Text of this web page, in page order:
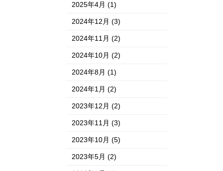
2025年4月(1)
2024年12月(3)
2024年11月(2)
2024年10月(2)
2024年8月(1)
2024年1月(2)
2023年12月(2)
2023年11月(3)
2023年10月(5)
2023年5月(2)